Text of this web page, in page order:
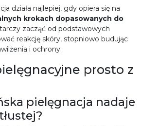
działa najlepiej, gdy opiera się na
krokach dopasowanych do
zacząć od podstawowych
reakcję skóry, stopniowo budując
i ochrony.
prosto z
pielęgnacja nadaje